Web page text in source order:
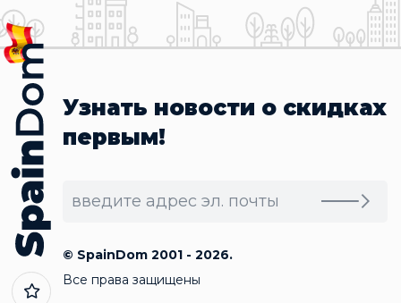
Узнать новости о скидках
первым!
© SpainDom 2001 - 2026.
Все права защищены